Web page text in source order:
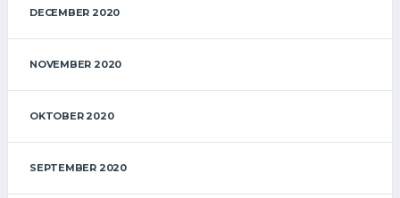
DECEMBER 2020
NOVEMBER 2020
OKTOBER 2020
SEPTEMBER 2020